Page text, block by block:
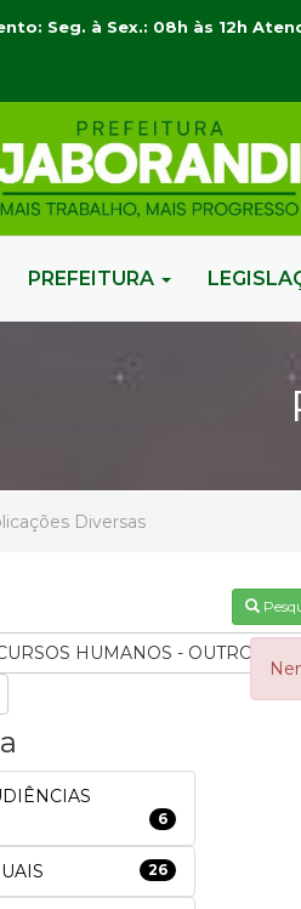
Seg. à Sex.: 08h às 12h
PREFEITURA
Diversas
HUMANOS - OUTROS
6
26